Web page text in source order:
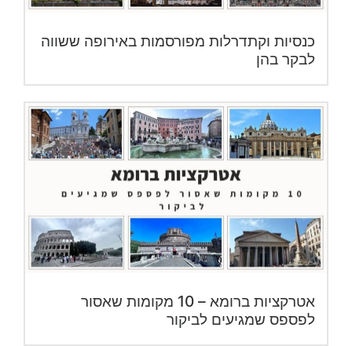
כנסיות וקתדרלות מפורסמות באירופה ששווה
לבקר בהן
אטרקציות ברומא – 10 מקומות שאסור
לפספס שמגיעים לביקור